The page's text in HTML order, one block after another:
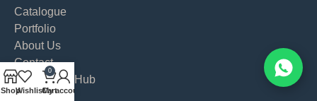
Catalogue
Portfolio
About Us
Contact
Knowledge Hub
Blog
ShopWishlist
0
Cart
My account